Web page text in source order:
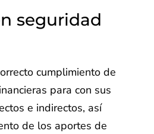
seguridad
cumplimiento de
para con sus
e indirectos, así
de los aportes de